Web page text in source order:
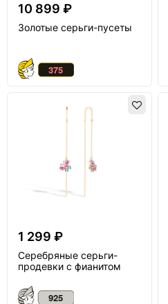
10 899 ₽
Золотые серьги-пусеты
1 299 ₽
Серебряные серьги-
продевки с фианитом